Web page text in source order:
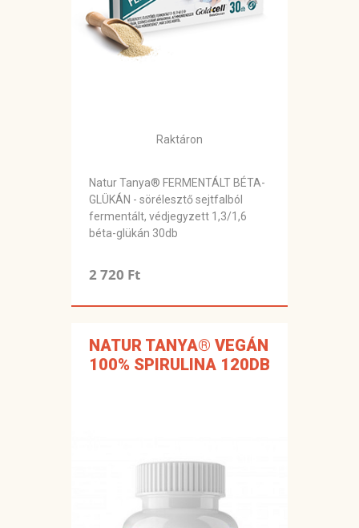
Raktáron
Natur Tanya® FERMENTÁLT BÉTA-
GLÜKÁN - sörélesztő sejtfalból
fermentált, védjegyzett 1,3/1,6
béta-glükán 30db
2 720 Ft
NATUR TANYA® VEGÁN
100% SPIRULINA 120DB